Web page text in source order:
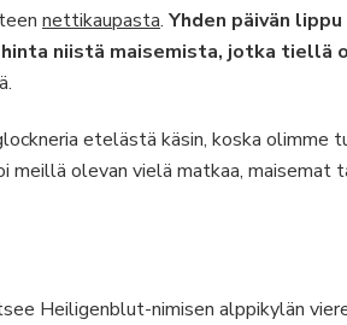
nettikaupasta. Yhden päivän
niistä maisemista, jotka tiellä
etelästä käsin, koska olimme
meillä olevan vielä matkaa, maisemat
Heiligenblut-nimisen alppikylän